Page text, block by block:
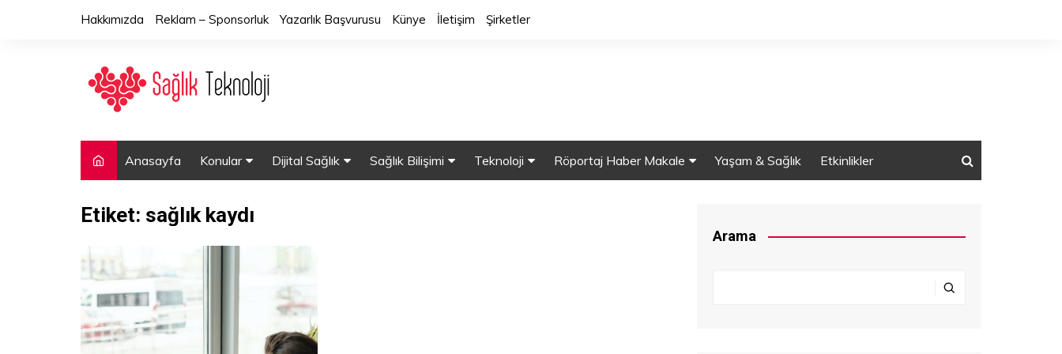
Hakkımızda Reklam – Sponsorluk Yazarlık Başvurusu Künye İletişim Şirketler
Anasayfa Konular
Hastane.
İlaç
Medikal
Dijital Sağlık
Mobil Uygulamalar
Sağlıkta Makine Öğrenme
Sağlıkta Büyük Veri
Veri Analiz
Sağlık Bilişimi Teknoloji Röportaj Haber Makale Yaşam & Sağlık Etkinlikler
Etiket: sağlık kaydı
Arama